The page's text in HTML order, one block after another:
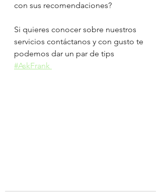
con sus recomendaciones?
Si quieres conocer sobre nuestros
servicios contáctanos y con gusto te
podemos dar un par de tips
#AskFrank